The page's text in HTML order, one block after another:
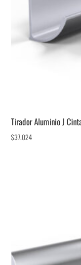
Tirador Aluminio J
$37.024